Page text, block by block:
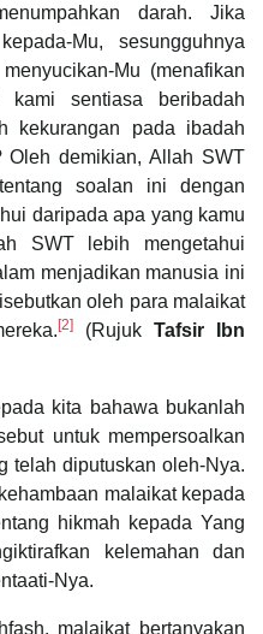
darah. Jika
Mu, sesungguhnya
Mu (menafikan
kami sentiasa beribadah
kekurangan pada ibadah
Oleh demikian, Allah SWT
soalan ini dengan
daripada apa yang kamu
SWT lebih mengetahui
menjadikan manusia ini
oleh para malaikat
[2] (Rujuk Tafsir Ibn
kita bahawa bukanlah
untuk mempersoalkan
telah diputuskan oleh-Nya.
malaikat kepada
hikmah kepada Yang
kelemahan dan
Nya.
malaikat bertanyakan